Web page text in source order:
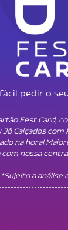
pedir o seu
Fest Card,
Calçados com
na hora!
nossa
*Sujeito a análise